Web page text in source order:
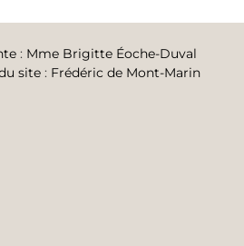
: Mme Brigitte Éoche-Duval
site: Frédéric de Mont-Marin